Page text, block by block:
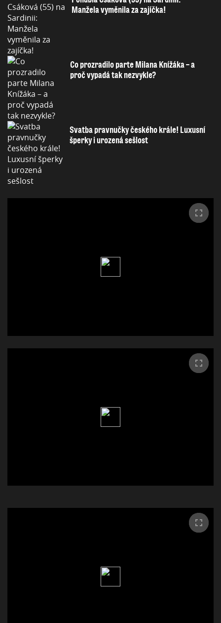
Manžela vyměnila za zajíčka!
Co prozradilo parte Milana Knížáka – a
proč vypadá tak nezvykle?
Svatba pravnučky českého krále! Luxusní
šperky i urozená sešlost